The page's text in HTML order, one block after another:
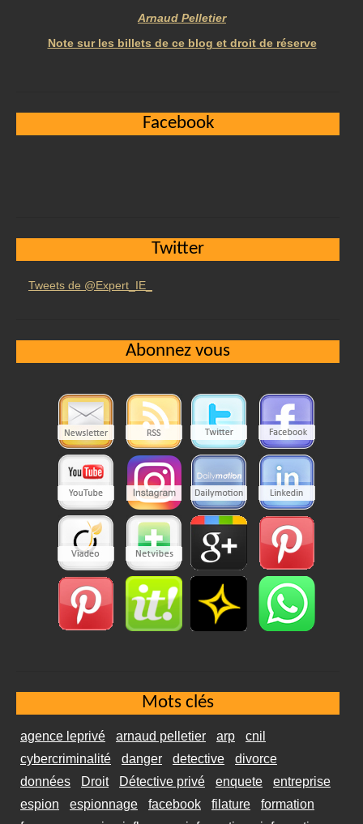
Arnaud Pelletier
Note sur les billets de ce blog et droit de réserve
Facebook
Twitter
Tweets de @Expert_IE_
Abonnez vous
Mots clés
agence leprivé arnaud pelletier arp
cnil
cybercriminalité
danger detective
divorce
données
Droit Détective privé enquete
entreprise
espion
espionnage facebook filature
formation